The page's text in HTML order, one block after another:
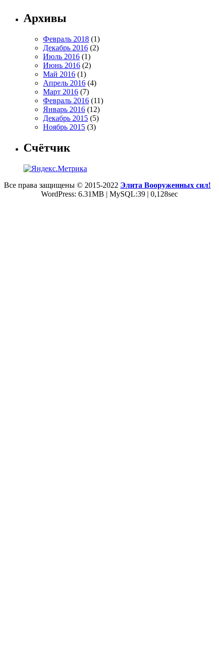
Архивы
Февраль 2018 (1)
Декабрь 2016 (2)
Июль 2016 (1)
Июнь 2016 (2)
Май 2016 (1)
Апрель 2016 (4)
Март 2016 (7)
Февраль 2016 (11)
Январь 2016 (12)
Декабрь 2015 (5)
Ноябрь 2015 (3)
Счётчик
Все права защищены © 2015-2022 Элита Вооруженных сил!
WordPress: 6.31MB | MySQL:39 | 0,128sec